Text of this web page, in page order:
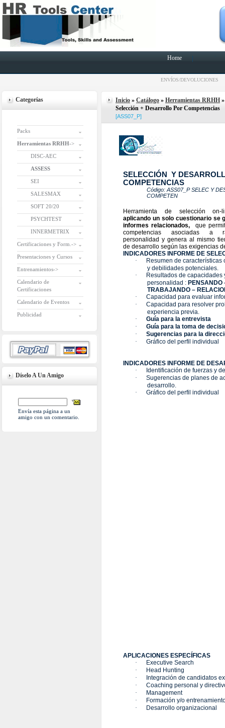
Home
ENVÍOS/DEVOLUCIONES
Categorías
Packs
Herramientas RRHH->
DISC-AEC
ASSESS
SEI
SALESMAX
SOFT 20/20
PSYCHTEST
INNERMETRIX
Certificaciones y Form.->
Presentaciones y Cursos
Entrenamientos->
Calendario de
Certificaciones
Calendario de Eventos
Publicidad
Díselo A Un Amigo
Envía esta página a un
amigo con un comentario.
Inicio » Catálogo » Herramientas RRHH »
Selección + Desarrollo Por Competencias
[ASS07_P]
SELECCIÓN Y
COMPETENCIAS
Código: ASS07_P SELEC Y
COMPETEN
Herramienta de selección on-
aplicando un solo cuestionario se
informes relacionados, que
competencias asociadas a
personalidad y genera al mismo
de desarrollo según las exigencias
INDICADORES INFORME DE
·
Resumen de características
y debilidades potenciales.
·
Resultados de capacidades
personalidad : PENSANDO
TRABAJANDO –
·
Capacidad para evaluar
·
Capacidad para resolver
experiencia previa.
·
Guía para la entrevista
·
Guía para la toma de
·
Sugerencias para la
·
Gráfico del perfil individual
INDICADORES INFORME DE
·
Identificación de fuerzas y
·
Sugerencias de planes de
desarrollo.
·
Gráfico del perfil individual
APLICACIONES ESPECÍFICAS
·
Executive Search
·
Head Hunting
·
Integración de candidatos
·
Coaching personal y
·
Management
·
Formación y/o
·
Desarrollo organizacional